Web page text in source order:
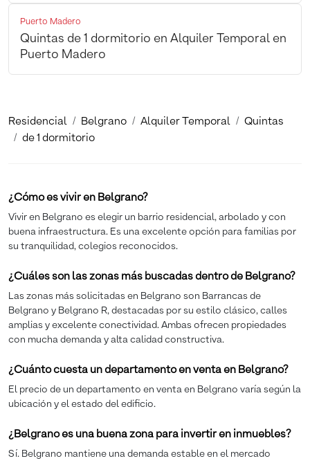
Puerto Madero
Quintas de 1 dormitorio en Alquiler Temporal en
Puerto Madero
Residencial Belgrano Alquiler Temporal
Quintas
de 1 dormitorio
¿Cómo es vivir en Belgrano?
Vivir en Belgrano es elegir un barrio residencial, arbolado y con
buena infraestructura. Es una excelente opción para familias por
su tranquilidad, colegios reconocidos.
¿Cuáles son las zonas más buscadas dentro de Belgrano?
Las zonas más solicitadas en Belgrano son Barrancas de
Belgrano y Belgrano R, destacadas por su estilo clásico, calles
amplias y excelente conectividad. Ambas ofrecen propiedades
con mucha demanda y alta calidad constructiva.
¿Cuánto cuesta un departamento en venta en Belgrano?
El precio de un departamento en venta en Belgrano varía según la
ubicación y el estado del edificio.
¿Belgrano es una buena zona para invertir en inmuebles?
Sí. Belgrano mantiene una demanda estable en el mercado